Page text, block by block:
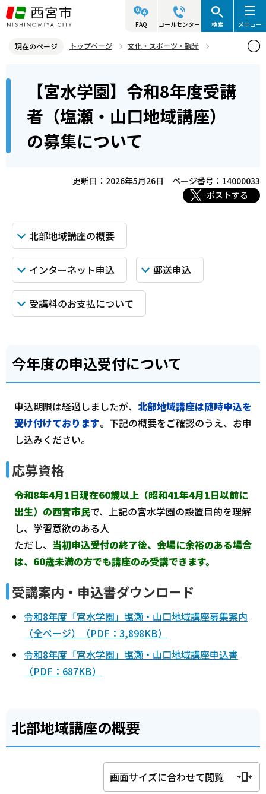
こ
の
ジ
す
FAQ コールセンター 検索 メニュー
現在のページ トップページ
文化・スポーツ・観光
【宮水学園】令和8年度受講者（塩瀬・山口地域講座）の募集につい
ら
【宮水学園】令和8年度受講
者（塩瀬・山口地域講座）
の募集について
更新日：2026年5月26日
ページ番号：14000033
ポストする
北部地域講座の概要
インターネット申込 郵送申込
受講料のお支払について
今年度の申込受付について
申込期限は経過しましたが、 北部地域講座は随時申込を
受け付けております。下記の概要をご確認のうえ、お申
し込みください。
応募資格
令和8年4月1日現在60歳以上（昭和41年4月1日以前に
出生）の西宮市民で、上記の宮水学園の設置目的を理解
し、学習意欲のある人
ただし、 当初申込受付の終了後、会場に余裕のある場合
は、60歳未満の方でも講座のみ受講できます。
受講案内・申込書ダウンロード
令和8年度「宮水学園」塩瀬・山口地域講座募集案内
（全ページ）（PDF：3,898KB）
令和8年度「宮水学園」塩瀬・山口地域講座申込書
（PDF：687KB）
北部地域講座の概要
画面サイズに合わせて閲覧